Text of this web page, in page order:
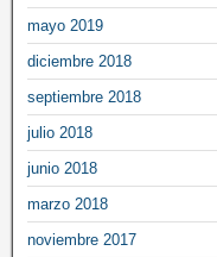
mayo 2019
diciembre 2018
septiembre 2018
julio 2018
junio 2018
marzo 2018
noviembre 2017